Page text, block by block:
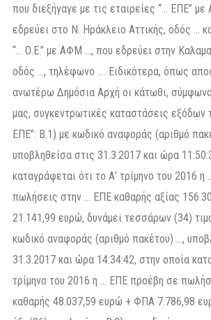
που διεξήγαγε με τις εταιρείες “… ΕΠΕ”
εδρεύει στο Ν. Ηράκλειο Αττικής, οδός …
“… Ο.Ε.” με ΑΦΜ …, που εδρεύει στην
οδός …, τηλέφωνο …. Ειδικότερα, όπως
ανωτέρω Δημόσια Αρχή οι κάτωθι,
μας, συγκεντρωτικές καταστάσεις εξόδων
ΕΠΕ”: Β.1) με κωδικό αναφοράς (αριθμό
υποβληθείσα στις 31.3.2017 και ώρα
καταγράφεται ότι το Α’ τρίμηνο του 2016
πωλήσεις στην … ΕΠΕ καθαρής αξίας
21.141,99 ευρώ, δυνάμει τεσσάρων (34)
κωδικό αναφοράς (αριθμό πακέτου) …,
31.3.2017 και ώρα 14:34:42, στην οποία
τρίμηνο του 2016 η … ΕΠΕ προέβη σε
καθαρής 48.037,59 ευρώ + ΦΠΑ 7.786,98